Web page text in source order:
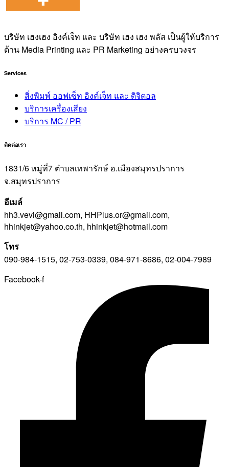
บริษัท เฮงเฮง อิงค์เจ็ท และ บริษัท เฮง เฮง พลัส เป็นผู้ให้บริการ
ด้าน Media Printing และ PR Marketing อย่างครบวงจร
Services
สิ่งพิมพ์ ออฟเซ็ท อิงค์เจ็ท และ ดิจิตอล
บริการเครื่องเสียง
บริการ MC / PR
ติดต่อเรา
1831/6 หมู่ที่7 ตำบลเทพารักษ์ อ.เมืองสมุทรปราการ
จ.สมุทรปราการ
อีเมล์
hh3.vevi@gmail.com, HHPlus.or@gmail.com,
hhinkjet@yahoo.co.th, hhinkjet@hotmail.com
โทร
090-984-1515, 02-753-0339, 084-971-8686, 02-004-7989
Facebook-f